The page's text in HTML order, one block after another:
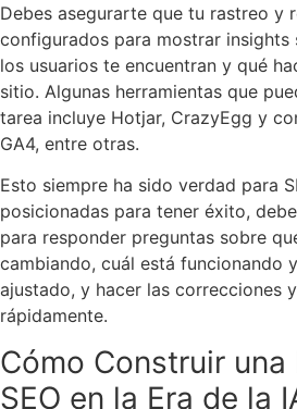
Debes asegurarte que tu rastreo y
configurados para mostrar
los usuarios te encuentran y qué
sitio. Algunas herramientas que
tarea incluye Hotjar, CrazyEgg y
GA4, entre otras.
Esto siempre ha sido verdad para
posicionadas para tener éxito,
para responder preguntas sobre
cambiando, cuál está funcionando
ajustado, y hacer las correcciones
rápidamente.
Cómo Construir
SEO en la Era de la